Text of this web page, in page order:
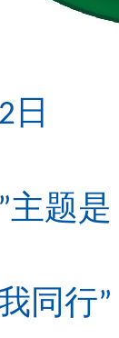
2 日
”主题是
同行”